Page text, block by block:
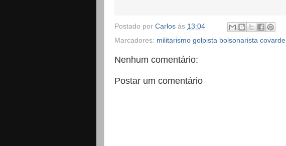
Postado por Carlos às 13:04
Marcadores: militarismo golpista bolsonarista covarde
Nenhum comentário:
Postar um comentário